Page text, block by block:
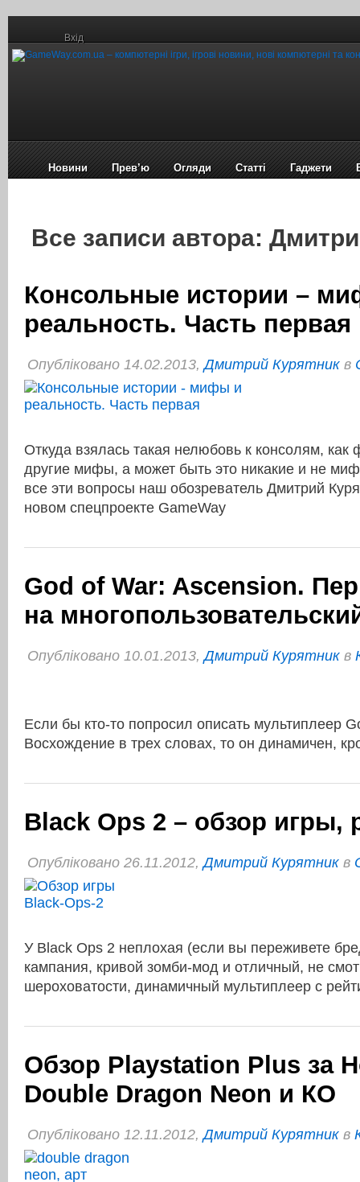
Вхід
Новини Прев’ю Огляди Статті Гаджети
Все записи автора:
Консольные истории –
реальность. Часть первая
Опубліковано 14.02.2013,Дмитрий Курятник в
Откуда взялась такая нелюбовь к консолям, как
другие мифы, а может быть это никакие и не
все эти вопросы наш обозреватель Дмитрий
новом спецпроекте GameWay
God of War: Ascension.
на
Опубліковано 10.01.2013,Дмитрий Курятник в
Если бы кто-то попросил описать мультиплеер
Восхождение в трех словах, то он динамичен,
Black Ops 2 – обзор игры,
Опубліковано 26.11.2012,Дмитрий Курятник в
У Black Ops 2 неплохая (если вы переживете
кампания, кривой зомби-мод и отличный, не
шероховатости, динамичный мультиплеер с
Обзор Playstation Plus за
Double Dragon Neon и КО
Опубліковано 12.11.2012,Дмитрий Курятник в